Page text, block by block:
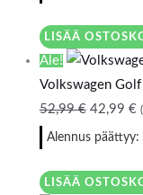
LISÄÄ
Ale!
Volkswagen
52,99€ 42,99 €
Alennus päättyy:
LISÄÄ